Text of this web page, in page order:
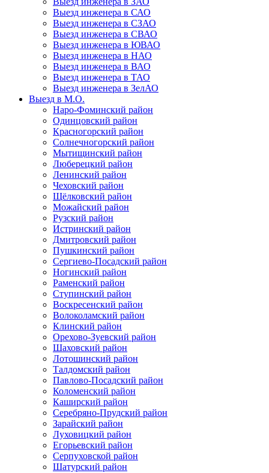
Выезд инженера в САО
Выезд инженера в СЗАО
Выезд инженера в СВАО
Выезд инженера в ЮВАО
Выезд инженера в НАО
Выезд инженера в ВАО
Выезд инженера в ТАО
Выезд инженера в ЗелАО
Выезд в М.О.
Наро-Фоминский район
Одинцовский район
Красногорский район
Солнечногорский район
Мытищинский район
Люберецкий район
Ленинский район
Чеховский район
Щёлковский район
Можайский район
Рузский район
Истринский район
Дмитровский район
Пушкинский район
Сергиево-Посадский район
Ногинский район
Раменский район
Ступинский район
Воскресенский район
Волоколамский район
Клинский район
Орехово-Зуевский район
Шаховский район
Лотошинский район
Талдомский район
Павлово-Посадский район
Коломенский район
Каширский район
Серебряно-Прудский район
Зарайский район
Луховицкий район
Егорьевский район
Серпуховской район
Шатурский район